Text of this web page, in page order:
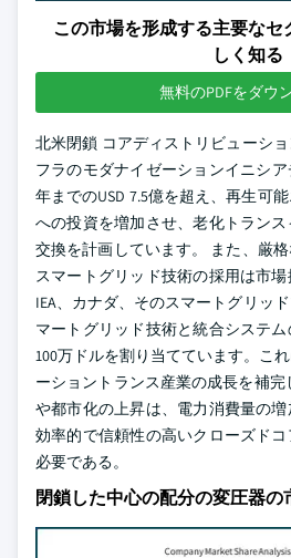
この市場を形成する主要な
しく知る
無料のPDFをダウ
北米閉鎖 コアディストリビューシ
フラのモダナイゼーションイニシ
年までのUSD 7.5億を超え、再生可
への投資を増加させ、老化トラン
交換を計画しています。 また、厳
スマートグリッド技術の採用は市場
IEA、カナダ、そのスマートグリッ
マートグリッド技術と統合システ
100万ドルを割り当てています。こ
ーショントランス産業の成長を補
や都市化の上昇は、電力消費量の
効率的で信頼性の高いクローズド
必要である。
閉鎖した中心の配分の変圧器の